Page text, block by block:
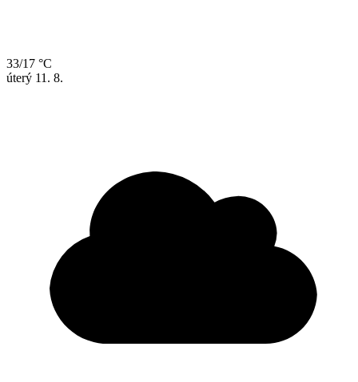
33/17 °C
úterý 11. 8.